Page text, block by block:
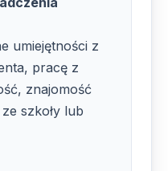
umiejętności z
pracę z
znajomość
szkoły lub